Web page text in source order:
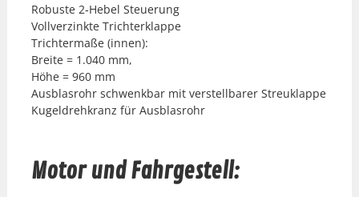
Robuste 2‑Hebel Steuerung
Vol­lverzink­te Trichterk­lappe
Trichter­maße (innen):
Bre­ite = 1.040 mm,
Höhe = 960 mm
Aus­blas­rohr schwenkbar mit ver­stell­bar­er Streuk­lappe
Kugel­drehkranz für Aus­blas­rohr
Motor und Fahrgestell: